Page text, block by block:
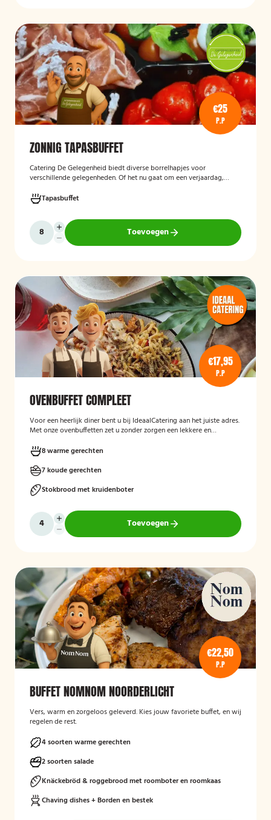
€25
P.P
ZONNIG TAPASBUFFET
Catering De Gelegenheid biedt diverse borrelhapjes voor
verschillende gelegenheden. Of het nu gaat om een verjaardag,
Hieronder ziet u een selectie uit ons aanbod. Het zonnig tapasbuffet
is te bestellen vanaf 10 personen..
Tapasbuffet
Toevoegen
€17,95
P.P
OVENBUFFET COMPLEET
Voor een heerlijk diner bent u bij IdeaalCatering aan het juiste adres.
Met onze ovenbuffetten zet u zonder zorgen een lekkere en
personen is een ovenbuffet Ideaal!
8 warme gerechten
7 koude gerechten
Stokbrood met kruidenboter
Toevoegen
€22,50
P.P
BUFFET NOMNOM NOORDERLICHT
Vers, warm en zorgeloos geleverd. Kies jouw favoriete buffet, en wij
regelen de rest.
4 soorten warme gerechten
2 soorten salade
Knäckebröd & roggebrood met roomboter en roomkaas
Chaving dishes + Borden en bestek